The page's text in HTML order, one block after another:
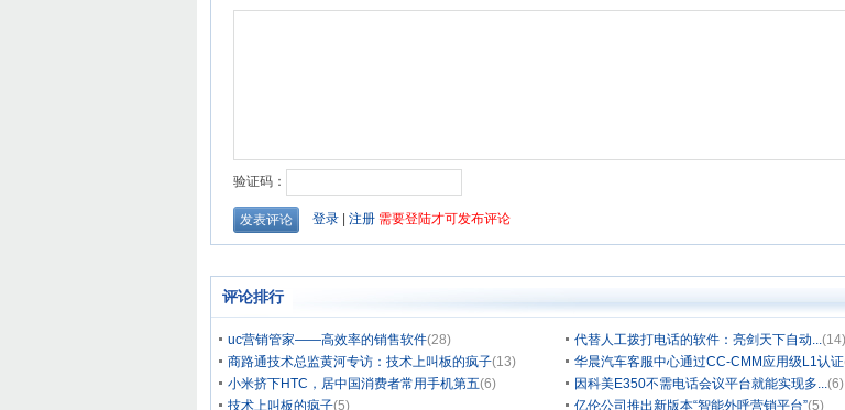
评论排行
uc营销管家——高效率的销售软件(28) 代替人工拨打电话的软件：亮剑天下自动...(14)
商路通技术总监黄河专访：技术上叫板的疯子(13) 华晨汽车客服中心通过CC-CMM应用级L1认证
小米挤下HTC，居中国消费者常用手机第五(6) 因科美E350不需电话会议平台就能实现多...(6)
技术上叫板的疯子(5) 亿伦公司推出新版本“智能外呼营销平台”(5)